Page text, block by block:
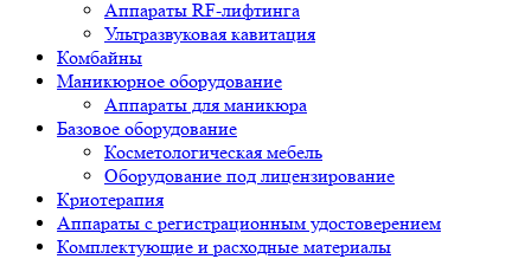
Аппараты RF-лифтинга
Ультразвуковая кавитация
Комбайны
Маникюрное оборудование
Аппараты для маникюра
Базовое оборудование
Косметологическая мебель
Оборудование под лицензирование
Криотерапия
Аппараты c регистрационным удостоверением
Комплектующие и расходные материалы